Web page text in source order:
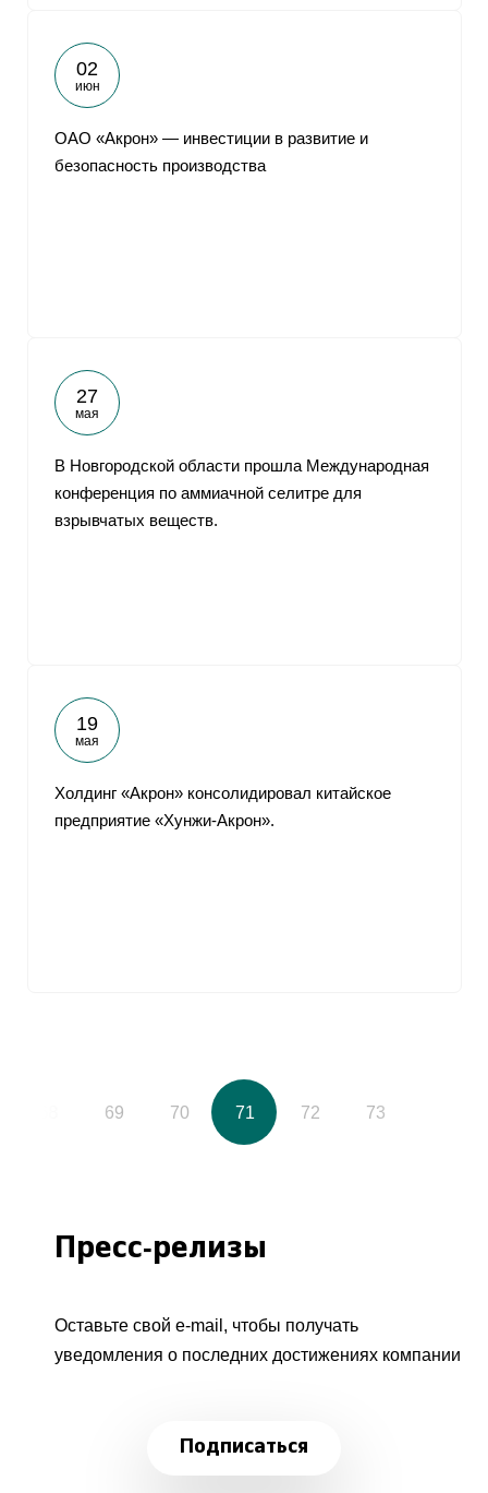
02
июн
ОАО «Акрон» — инвестиции в развитие и
безопасность производства
27
мая
В Новгородской области прошла Международная
конференция по аммиачной селитре для
взрывчатых веществ.
19
мая
Холдинг «Акрон» консолидировал китайское
предприятие «Хунжи-Акрон».
69 70 71 72 73
Пресс-релизы
Оставьте свой e-mail, чтобы получать
уведомления о последних достижениях компании
Подписаться